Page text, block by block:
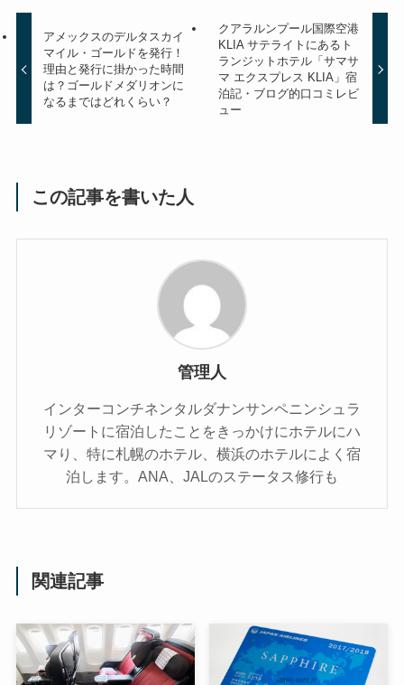
アメックスのデルタスカイ
マイル・ゴールドを発行！
理由と発行に掛かった時間
は？ゴールドメダリオンに
なるまではどれくらい？
クアラルンプール国際空港
KLIA サテライトにあるト
ランジットホテル「サマサ
マ エクスプレス KLIA」宿
泊記・ブログ的口コミレビ
ュー
この記事を書いた人
管理人
インターコンチネンタルダナンサンペニンシュラ
リゾートに宿泊したことをきっかけにホテルにハ
マり、特に札幌のホテル、横浜のホテルによく宿
泊します。ANA、JALのステータス修行も
関連記事